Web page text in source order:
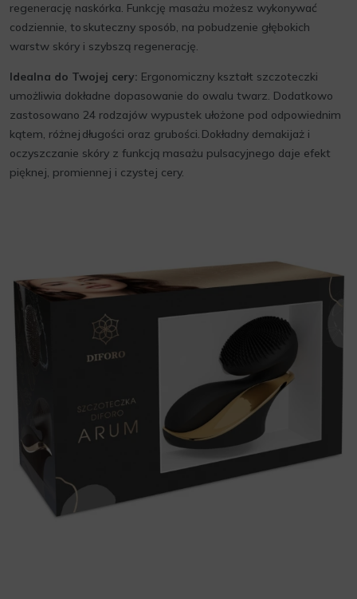
regenerację naskórka. Funkcję masażu możesz wykonywać
codziennie, to skuteczny sposób, na pobudzenie głębokich
warstw skóry i szybszą regenerację.
Idealna do Twojej cery: Ergonomiczny kształt szczoteczki
umożliwia dokładne dopasowanie do owalu twarz. Dodatkowo
zastosowano 24 rodzajów wypustek ułożone pod odpowiednim
kątem, różnej długości oraz grubości. Dokładny demakijaż i
oczyszczanie skóry z funkcją masażu pulsacyjnego daje efekt
pięknej, promiennej i czystej cery.